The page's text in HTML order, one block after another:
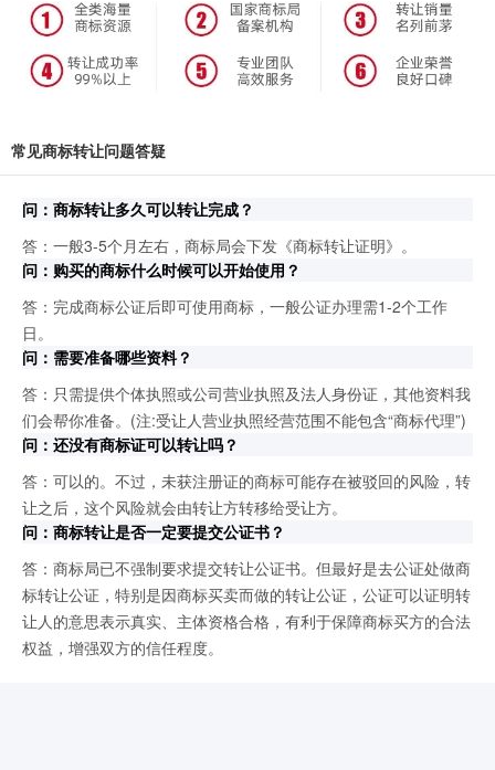
常见商标转让问题答疑
问：商标转让多久可以转让完成？
答：一般3-5个月左右，商标局会下发《商标转让证明》。
问：购买的商标什么时候可以开始使用？
答：完成商标公证后即可使用商标，一般公证办理需1-2个工作
日。
问：需要准备哪些资料？
答：只需提供个体执照或公司营业执照及法人身份证，其他资料我
们会帮你准备。(注:受让人营业执照经营范围不能包含“商标代理”)
问：还没有商标证可以转让吗？
答：可以的。不过，未获注册证的商标可能存在被驳回的风险，转
让之后，这个风险就会由转让方转移给受让方。
问：商标转让是否一定要提交公证书？
答：商标局已不强制要求提交转让公证书。但最好是去公证处做商
标转让公证，特别是因商标买卖而做的转让公证，公证可以证明转
让人的意思表示真实、主体资格合格，有利于保障商标买方的合法
权益，增强双方的信任程度。